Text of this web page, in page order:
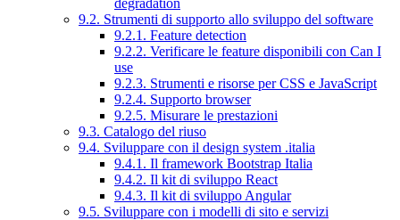
9.2. Strumenti di supporto allo sviluppo del software
9.2.1. Feature detection
9.2.2. Verificare le feature disponibili con Can I
use
9.2.3. Strumenti e risorse per CSS e JavaScript
9.2.4. Supporto browser
9.2.5. Misurare le prestazioni
9.3. Catalogo del riuso
9.4. Sviluppare con il design system .italia
9.4.1. Il framework Bootstrap Italia
9.4.2. Il kit di sviluppo React
9.4.3. Il kit di sviluppo Angular
9.5. Sviluppare con i modelli di sito e servizi